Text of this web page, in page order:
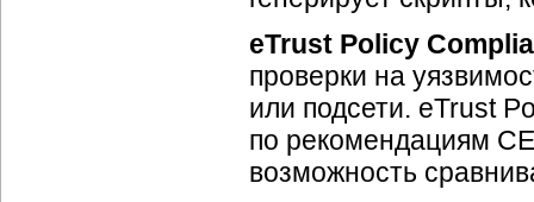
eTrust Policy
проверки на
или подсети. eTrust
по рекомендациям
возможность